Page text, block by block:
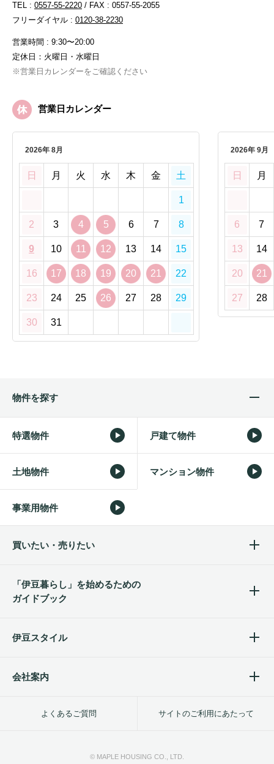
TEL : 0557-55-2220 / FAX : 0557-55-2055
フリーダイヤル : 0120-38-2230
営業時間 : 9:30〜20:00
定休日：火曜日・水曜日
※営業日カレンダーをご確認ください
営業日カレンダー
2026年 8月
日 月 火 水 木 金 土
1
2 3 4 5 6 7 8
9 10 11 12 13 14 15
16 17 18 19 20 21 22
23 24 25 26 27 28 29
30 31
2026年 9月
日 月
6 7
13 14
20 21
27 28
物件を探す
特選物件 戸建て物件
土地物件 マンション物件
事業用物件
買いたい・売りたい
「伊豆暮らし」を始めるための
ガイドブック
伊豆スタイル
会社案内
よくあるご質問 サイトのご利用にあたって
© MAPLE HOUSING CO., LTD.